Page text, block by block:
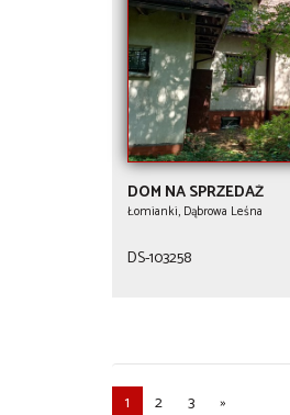
DOM NA SPRZEDAŻ
Łomianki, Dąbrowa Leśna
DS-103258
1 2 3 »